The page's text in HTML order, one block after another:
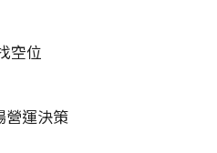
空位
營運決策